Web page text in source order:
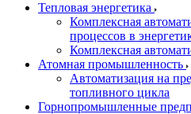
Тепловая энергетика
Комплексная
процессов в
Комплексная
Атомная промышленность
Автоматизация на
топливного цикла
Горнопромышленные